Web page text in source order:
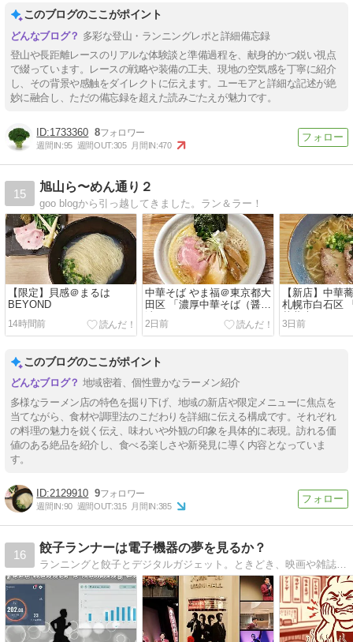
このブログのここがポイント
多彩な登山・ランニングレポと詳細備忘録
登山や長距離レースのリアルな体験談と準備過程を、献身的かつ鋭い視点
で綴っています。レースの戦略や装備の工夫、現地の空気感を丁寧に紹介
し、その背景や感触をダイレクトに伝えます。ユーモアと詳細な記述が絶
妙に融合し、ただの備忘録を超えた読みごたえが魅力です。
1733360 8
週間IN:95 週間OUT:305 月間IN:470
15
旭山ら〜めん通り２
goo blogから引っ越してきました。ラン＆ラー！
【限定】貝感＠まるは
BEYOND
14時間前
中華そば やま福＠東京都大
田区 「濃厚中華そば（醤
油）」
2日前
【新店】中華
札幌市白石区
華蕎麦」
3日前
このブログのここがポイント
地域密着、個性豊かなラーメン紹介
多様なラーメン店の特色を掘り下げ、地域の新店や限定メニューに焦点を
当てながら、食材や調理法のこだわりを詳細に伝える構成です。それぞれ
の料理の魅力を鋭く伝え、味わいや外観の印象を具体的に表現。訪れる価
値のある絶品を紹介し、食べる楽しさや新発見に導く内容となっていま
す。
2129910 9
週間IN:90 週間OUT:315 月間IN:385
16
餃子ランナーは電子機器の夢を見るか？
ランニングと餃子とデジタルガジェット。ときどき、映画や雑誌の話。言いたいことを言い捨てるブログ。